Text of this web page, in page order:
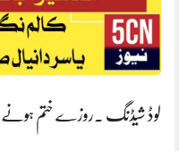
لوڈ شیڈنگ ۔روزے ختم ہونے